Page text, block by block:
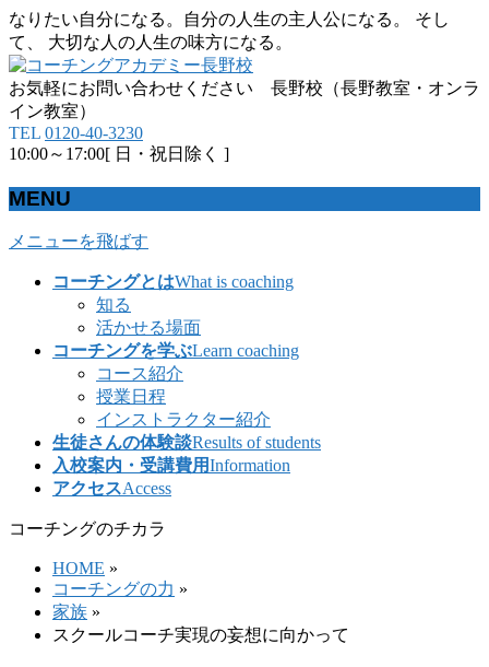
なりたい自分になる。自分の人生の主人公になる。 そし
て、 大切な人の人生の味方になる。
お気軽にお問い合わせください 長野校（長野教室・オンラ
イン教室）
TEL 0120-40-3230
10:00～17:00[ 日・祝日除く ]
MENU
メニューを飛ばす
コーチングとはWhat is coaching
知る
活かせる場面
コーチングを学ぶLearn coaching
コース紹介
授業日程
インストラクター紹介
生徒さんの体験談Results of students
入校案内・受講費用Information
アクセスAccess
コーチングのチカラ
HOME »
コーチングの力 »
家族 »
スクールコーチ実現の妄想に向かって